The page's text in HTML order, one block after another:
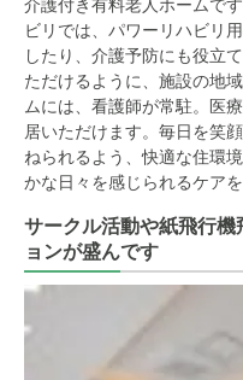
介護付き有料老人ホームで
ビリでは、パワーリハビリ
したり、介護予防にも役立
ただけるように、施設の地
ムには、看護師が常駐。医
居いただけます。毎日を笑
ねられるよう、快適な住環
かな日々を感じられるケア
サークル活動や紙飛行
ョンが盛んです